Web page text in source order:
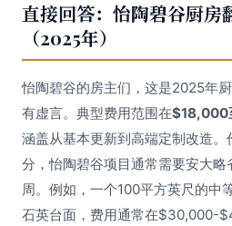
直接回答：怡陶碧谷厨房
（2025年）
怡陶碧谷的房主们，这是2025年
有虚言。典型费用范围在$18,000
涵盖从基本更新到高端定制改造
分，怡陶碧谷项目通常需要安大
周。例如，一个100平方英尺的中
石英台面，费用通常在$30,000-